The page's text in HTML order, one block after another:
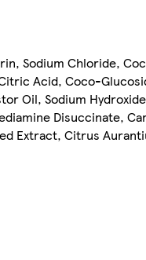
Sodium Chloride,
Acid, Coco-
Oil, Sodium
Disuccinate,
Extract, Citrus